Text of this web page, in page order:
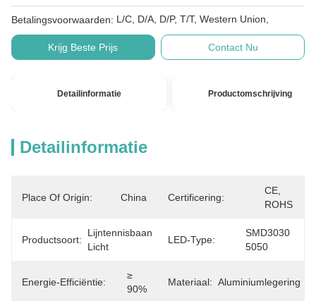
Betalingsvoorwaarden: L/C, D/A, D/P, T/T, Western Union,
Krijg Beste Prijs Contact Nu
Detailinformatie Productomschrijving
Detailinformatie
Place Of Origin: China Certificering:
CE,
ROHS
Productsoort:
Lijntennisbaan
Licht
LED-Type:
SMD3030
5050
Energie-Efficiëntie:
≥
90%
Materiaal: Aluminiumlegering